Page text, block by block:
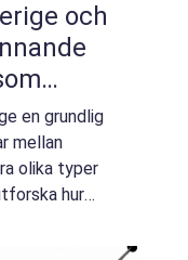
och
och
en grundlig
mellan
olika typer
hur
och n...